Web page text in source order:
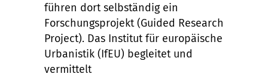
führen dort selbständig ein
Forschungsprojekt (Guided Research
Project). Das Institut für europäische
Urbanistik (IfEU) begleitet und
vermittelt